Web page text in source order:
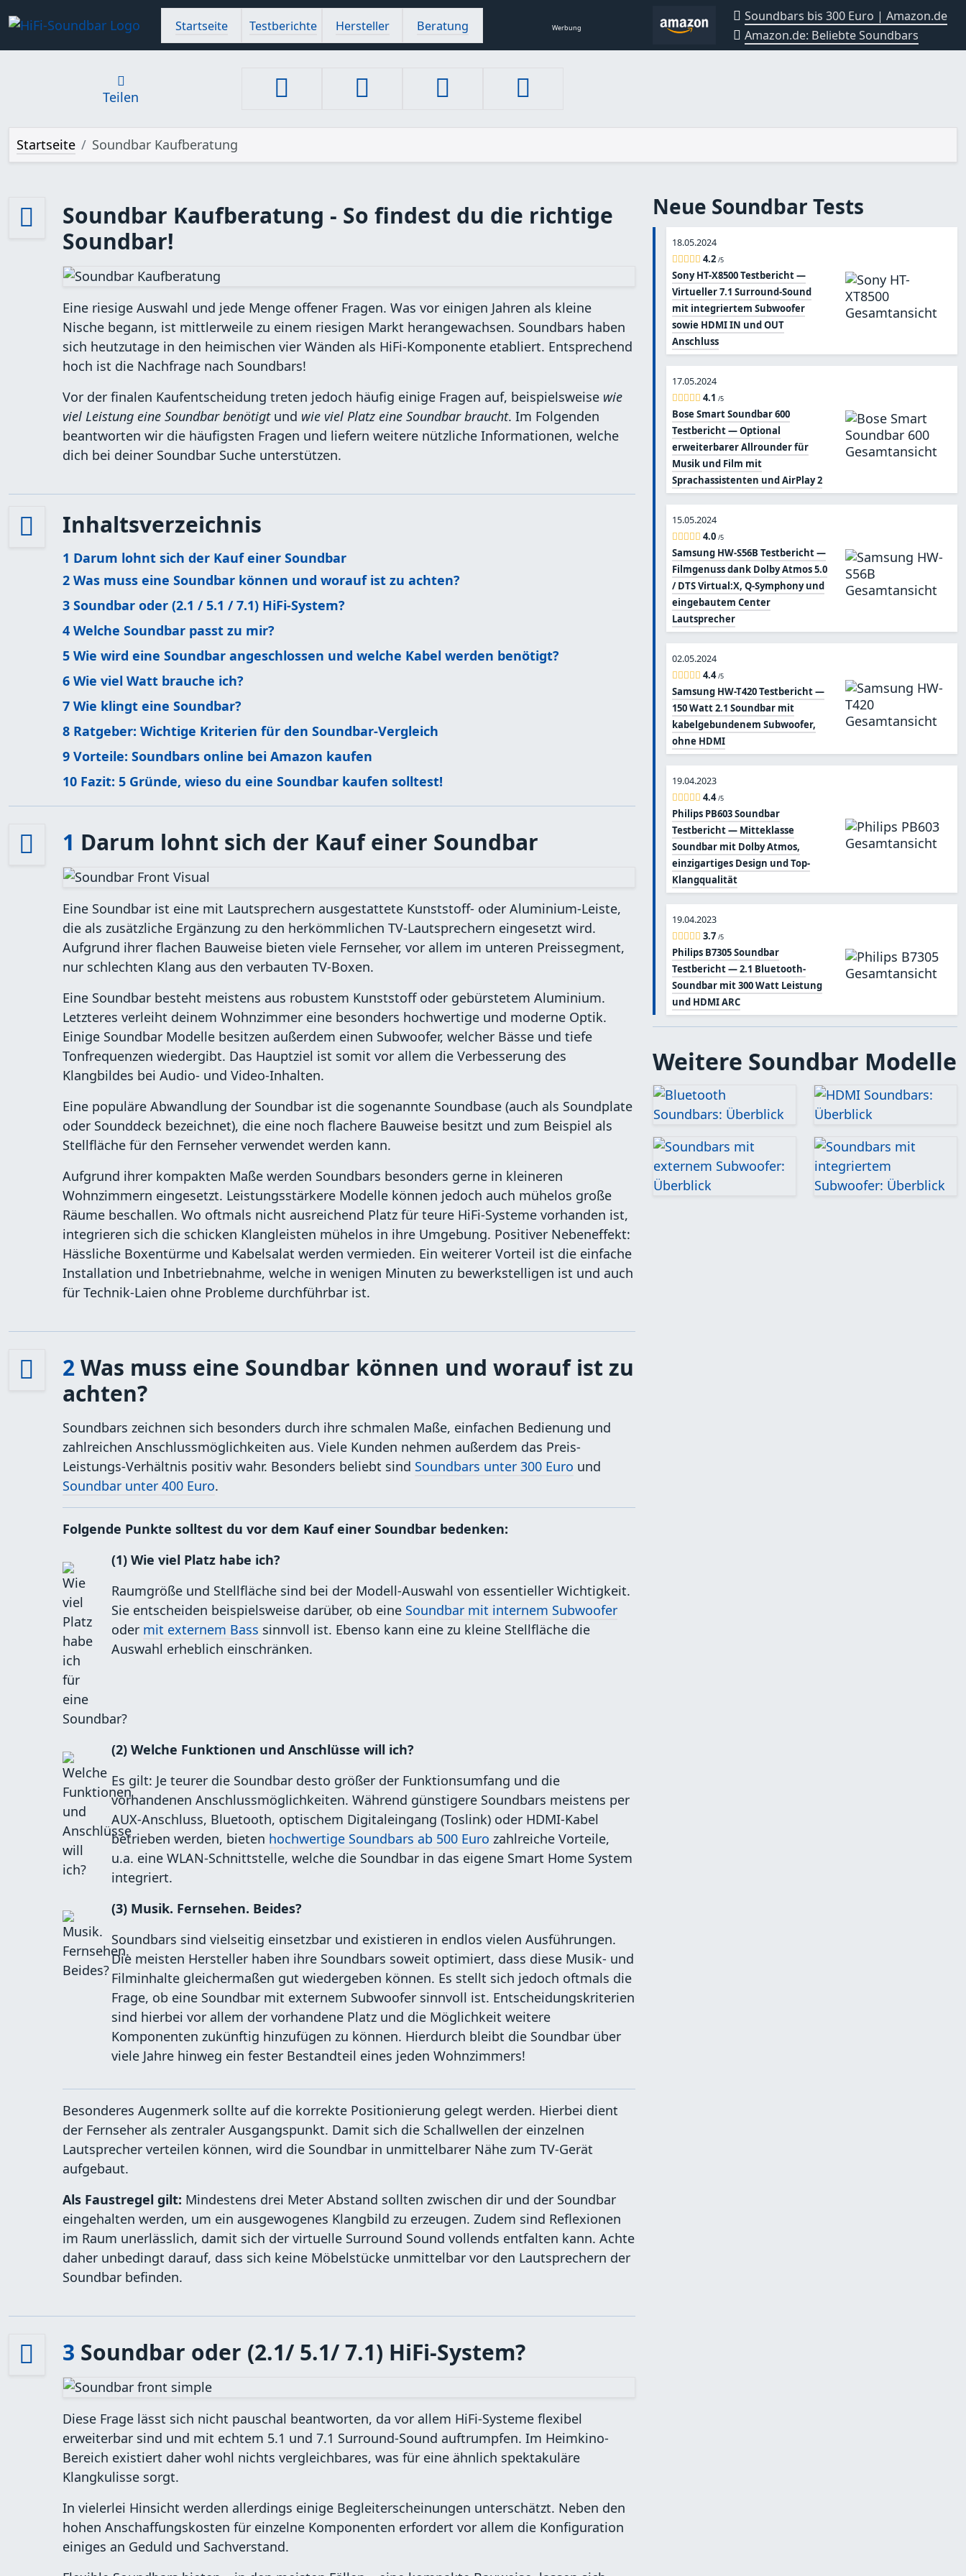
Startseite Testberichte Hersteller Beratung Werbung
Soundbars bis 300 Euro | Amazon.de
Amazon.de: Beliebte Soundbars
Teilen
Startseite Soundbar Kaufberatung
Soundbar Kaufberatung - So findest du die richtige
Soundbar!
Eine riesige Auswahl und jede Menge offener Fragen. Was vor einigen Jahren als kleine
Nische begann, ist mittlerweile zu einem riesigen Markt herangewachsen. Soundbars haben
sich heutzutage in den heimischen vier Wänden als HiFi-Komponente etabliert. Entsprechend
hoch ist die Nachfrage nach Soundbars!
Vor der finalen Kaufentscheidung treten jedoch häufig einige Fragen auf, beispielsweise wie
viel Leistung eine Soundbar benötigtund wie viel Platz eine Soundbar braucht. Im Folgenden
beantworten wir die häufigsten Fragen und liefern weitere nützliche Informationen, welche
dich bei deiner Soundbar Suche unterstützen.
Inhaltsverzeichnis
1 Darum lohnt sich der Kauf einer Soundbar
2Was muss eine Soundbar können und worauf ist zu achten?
3Soundbar oder (2.1 / 5.1 / 7.1) HiFi-System?
4Welche Soundbar passt zu mir?
5Wie wird eine Soundbar angeschlossen und welche Kabel werden benötigt?
6Wie viel Watt brauche ich?
7Wie klingt eine Soundbar?
8Ratgeber: Wichtige Kriterien für den Soundbar-Vergleich
9Vorteile: Soundbars online bei Amazon kaufen
10Fazit: 5 Gründe, wieso du eine Soundbar kaufen solltest!
1 Darum lohnt sich der Kauf einer Soundbar
Eine Soundbar ist eine mit Lautsprechern ausgestattete Kunststoff- oder Aluminium-Leiste,
die als zusätzliche Ergänzung zu den herkömmlichen TV-Lautsprechern eingesetzt wird.
Aufgrund ihrer flachen Bauweise bieten viele Fernseher, vor allem im unteren Preissegment,
nur schlechten Klang aus den verbauten TV-Boxen.
Eine Soundbar besteht meistens aus robustem Kunststoff oder gebürstetem Aluminium.
Letzteres verleiht deinem Wohnzimmer eine besonders hochwertige und moderne Optik.
Einige Soundbar Modelle besitzen außerdem einen Subwoofer, welcher Bässe und tiefe
Tonfrequenzen wiedergibt. Das Hauptziel ist somit vor allem die Verbesserung des
Klangbildes bei Audio- und Video-Inhalten.
Eine populäre Abwandlung der Soundbar ist die sogenannte Soundbase (auch als Soundplate
oder Sounddeck bezeichnet), die eine noch flachere Bauweise besitzt und zum Beispiel als
Stellfläche für den Fernseher verwendet werden kann.
Aufgrund ihrer kompakten Maße werden Soundbars besonders gerne in kleineren
Wohnzimmern eingesetzt. Leistungsstärkere Modelle können jedoch auch mühelos große
Räume beschallen. Wo oftmals nicht ausreichend Platz für teure HiFi-Systeme vorhanden ist,
integrieren sich die schicken Klangleisten mühelos in ihre Umgebung. Positiver Nebeneffekt:
Hässliche Boxentürme und Kabelsalat werden vermieden. Ein weiterer Vorteil ist die einfache
Installation und Inbetriebnahme, welche in wenigen Minuten zu bewerkstelligen ist und auch
für Technik-Laien ohne Probleme durchführbar ist.
2Was muss eine Soundbar können und worauf ist zu
achten?
Soundbars zeichnen sich besonders durch ihre schmalen Maße, einfachen Bedienung und
zahlreichen Anschlussmöglichkeiten aus. Viele Kunden nehmen außerdem das Preis-
Leistungs-Verhältnis positiv wahr. Besonders beliebt sind Soundbars unter 300 Euro und
Soundbar unter 400 Euro.
Folgende Punkte solltest du vor dem Kauf einer Soundbar bedenken:
(1) Wie viel Platz habe ich?
Raumgröße und Stellfläche sind bei der Modell-Auswahl von essentieller Wichtigkeit.
Sie entscheiden beispielsweise darüber, ob eine Soundbar mit internem Subwoofer
oder mit externem Bass sinnvoll ist. Ebenso kann eine zu kleine Stellfläche die
Auswahl erheblich einschränken.
(2) Welche Funktionen und Anschlüsse will ich?
Es gilt: Je teurer die Soundbar desto größer der Funktionsumfang und die
vorhandenen Anschlussmöglichkeiten. Während günstigere Soundbars meistens per
AUX-Anschluss, Bluetooth, optischem Digitaleingang (Toslink) oder HDMI-Kabel
betrieben werden, bieten hochwertige Soundbars ab 500 Euro zahlreiche Vorteile,
u.a. eine WLAN-Schnittstelle, welche die Soundbar in das eigene Smart Home System
integriert.
(3) Musik. Fernsehen. Beides?
Soundbars sind vielseitig einsetzbar und existieren in endlos vielen Ausführungen.
Die meisten Hersteller haben ihre Soundbars soweit optimiert, dass diese Musik- und
Filminhalte gleichermaßen gut wiedergeben können. Es stellt sich jedoch oftmals die
Frage, ob eine Soundbar mit externem Subwoofer sinnvoll ist. Entscheidungskriterien
sind hierbei vor allem der vorhandene Platz und die Möglichkeit weitere
Komponenten zukünftig hinzufügen zu können. Hierdurch bleibt die Soundbar über
viele Jahre hinweg ein fester Bestandteil eines jeden Wohnzimmers!
Besonderes Augenmerk sollte auf die korrekte Positionierung gelegt werden. Hierbei dient
der Fernseher als zentraler Ausgangspunkt. Damit sich die Schallwellen der einzelnen
Lautsprecher verteilen können, wird die Soundbar in unmittelbarer Nähe zum TV-Gerät
aufgebaut.
Als Faustregel gilt: Mindestens drei Meter Abstand sollten zwischen dir und der Soundbar
eingehalten werden, um ein ausgewogenes Klangbild zu erzeugen. Zudem sind Reflexionen
im Raum unerlässlich, damit sich der virtuelle Surround Sound vollends entfalten kann. Achte
daher unbedingt darauf, dass sich keine Möbelstücke unmittelbar vor den Lautsprechern der
Soundbar befinden.
3 Soundbar oder (2.1/ 5.1/ 7.1) HiFi-System?
Diese Frage lässt sich nicht pauschal beantworten, da vor allem HiFi-Systeme flexibel
erweiterbar sind und mit echtem 5.1 und 7.1 Surround-Sound auftrumpfen. Im Heimkino-
Bereich existiert daher wohl nichts vergleichbares, was für eine ähnlich spektakuläre
Klangkulisse sorgt.
In vielerlei Hinsicht werden allerdings einige Begleiterscheinungen unterschätzt. Neben den
hohen Anschaffungskosten für einzelne Komponenten erfordert vor allem die Konfiguration
einiges an Geduld und Sachverstand.
Neue Soundbar Tests
18.05.2024
4.2 /5
Sony HT-X8500 Testbericht —
Virtueller 7.1 Surround-Sound
mit integriertem Subwoofer
sowie HDMI IN und OUT
Anschluss
17.05.2024
4.1 /5
Bose Smart Soundbar 600
Testbericht — Optional
erweiterbarer Allrounder für
Musik und Film mit
Sprachassistenten und AirPlay 2
15.05.2024
4.0 /5
Samsung HW-S56B Testbericht —
Filmgenuss dank Dolby Atmos 5.0
/ DTS Virtual:X, Q-Symphony und
eingebautem Center
Lautsprecher
02.05.2024
4.4 /5
Samsung HW-T420 Testbericht —
150 Watt 2.1 Soundbar mit
kabelgebundenem Subwoofer,
ohne HDMI
19.04.2023
4.4 /5
Philips PB603 Soundbar
Testbericht — Mitteklasse
Soundbar mit Dolby Atmos,
einzigartiges Design und Top-
Klangqualität
19.04.2023
3.7 /5
Philips B7305 Soundbar
Testbericht — 2.1 Bluetooth-
Soundbar mit 300 Watt Leistung
und HDMI ARC
Weitere Soundbar Modelle